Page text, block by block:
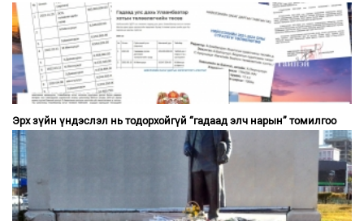
Эрх зүйн үндэслэл нь тодорхойгүй “гадаад элч нарын” томилгоо